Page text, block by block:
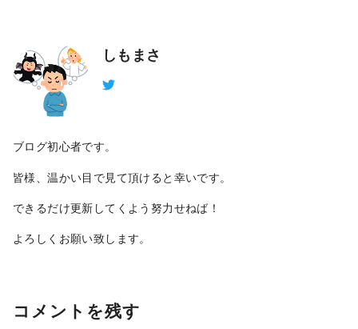
しもまさ
ブログ初心者です。
皆様、温かい目で見て頂けると幸いです。
できるだけ更新してくよう努力せねば！
よろしくお願い致します。
コメントを残す